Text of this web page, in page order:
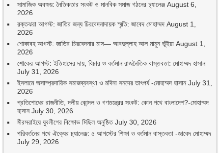
সামাজিক অবক্ষয়: নৈতিকতার সংকট ও মানবিক সমাজ গঠনের চ্যালেঞ্জ August 6,
2026
রক্তঝরা আগস্ট: জাতির জন্য চিরবেদনাদায়ক স্মৃতি: জাবেদ মোহাম্মদ August 1,
2026
শোকাবহ আগস্ট: জাতির চিরবেদনার মাস— আবদুল্লাহ আল মামুন ভূঁইয়া August 1,
2026
শোকের আগস্ট: ইতিহাসের দায়, বিচার ও বর্তমান রাজনৈতিক বাস্তবতা: মোহাম্মদ হাসান
July 31, 2026
ইসলামে অসাম্প্রদায়িক সমাজব্যবস্থা ও মদিনা সনদের তাৎপর্য -মোহাম্মদ হাসান July 31,
2026
প্রতিশোধের রাজনীতি, দলীয় কোন্দল ও গণতন্ত্রের সংকট: কোন পথে বাংলাদেশ?-মোহাম্মদ
হাসান July 30, 2026
মীরসরাইয়ে যুবলীগের বিক্ষোভ মিছিল অনুষ্ঠিত July 30, 2026
পরিবর্তনের পথে ঐক্যের চ্যালেঞ্জ: ৫ আগস্টের শিক্ষা ও বর্তমান বাস্তবতা -জাবেদ মোহাম্মদ
July 29, 2026